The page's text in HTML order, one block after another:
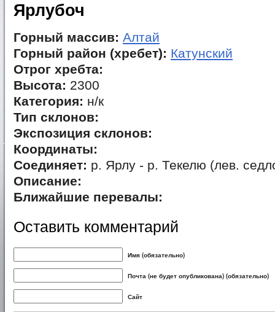
Ярлубоч
Горный массив: Алтай
Горный район (хребет): Катунский
Отрог хребта:
Высота: 2300
Категория: н/к
Тип склонов:
Экспозиция склонов:
Координаты:
Соединяет: р. Ярлу - р. Текелю (лев.
Описание:
Ближайшие перевалы:
Оставить комментарий
Имя (обязательно)
Почта (не будет опубликована) (обязательно)
Сайт